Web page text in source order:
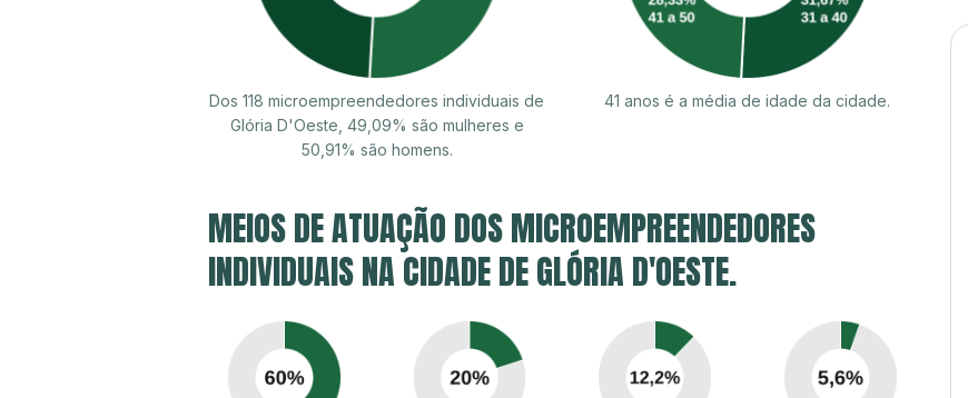
Dos 118 microempreendedores individuais de
Glória D'Oeste, 49,09% são mulheres e
50,91% são homens.
41 anos é a média de idade da cidade.
MEIOS DE ATUAÇÃO DOS MICROEMPREENDEDORES
INDIVIDUAIS NA CIDADE DE GLÓRIA D'OESTE.